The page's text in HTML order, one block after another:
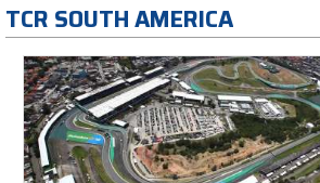
TCR SOUTH AMERICA